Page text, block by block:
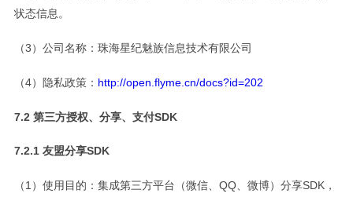
状态信息。
（3）公司名称：珠海星纪魅族信息技术有限公司
（4）隐私政策： http://open.flyme.cn/docs?id=202
7.2 第三方授权、分享、支付SDK
7.2.1 友盟分享SDK
（1）使用目的：集成第三方平台（微信、QQ、微博）分享SDK，